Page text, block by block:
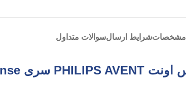
مشخصاتشرایط ارسالسوالات متداول